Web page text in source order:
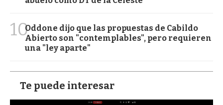
10Oddone dijo que las propuestas de Cabildo
Abierto son "contemplables", pero requieren
una "ley aparte"
Te puede interesar